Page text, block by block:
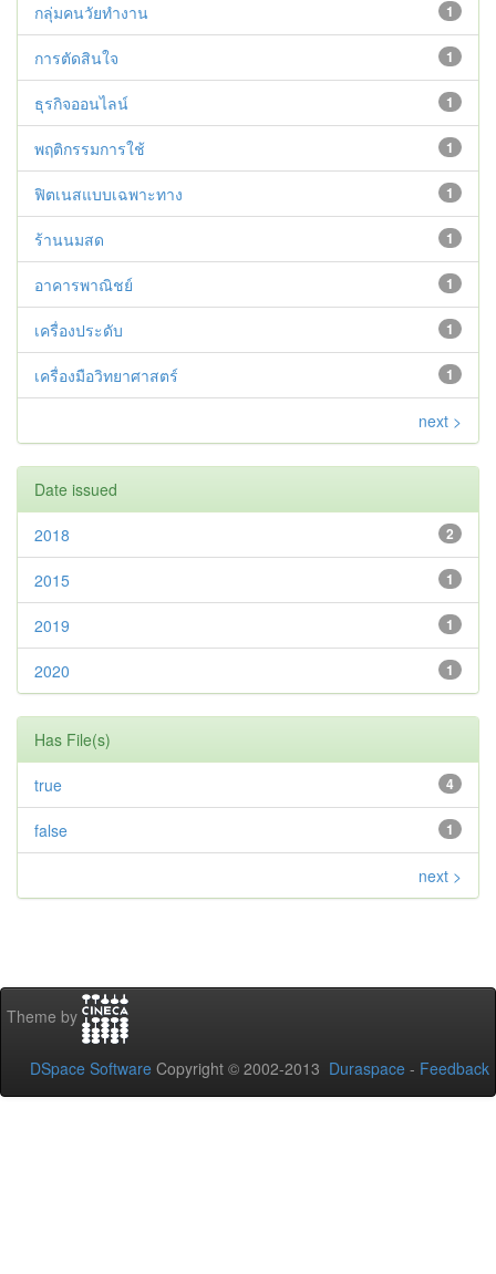
1
กลุ่มคนวัยทำงาน
1
การตัดสินใจ
1
ธุรกิจออนไลน์
1
พฤติกรรมการใช้
1
ฟิตเนสแบบเฉพาะทาง
1
ร้านนมสด
1
อาคารพาณิชย์
1
เครื่องประดับ
1
เครื่องมือวิทยาศาสตร์
next >
Date issued
2
2018
1
2015
1
2019
1
2020
Has File(s)
4
true
1
false
next >
Theme by
DSpace Software Copyright © 2002-2013 Duraspace - Feedback